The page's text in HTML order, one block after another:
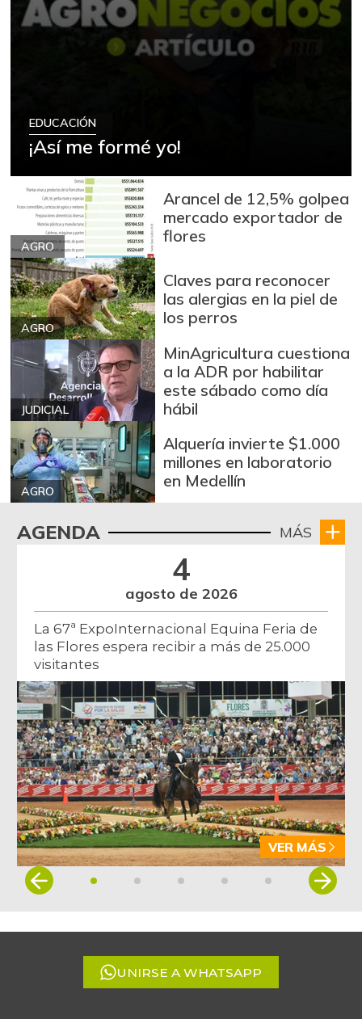
EDUCACIÓN
¡Así me formé yo!
AGRO
Arancel de 12,5% golpea
mercado exportador de
flores
AGRO
Claves para reconocer
las alergias en la piel de
los perros
JUDICIAL
MinAgricultura cuestiona
a la ADR por habilitar
este sábado como día
hábil
AGRO
Alquería invierte $1.000
millones en laboratorio
en Medellín
AGENDA MÁS
4
agosto de 2026
La 67ª ExpoInternacional Equina Feria de
las Flores espera recibir a más de 25.000
visitantes
VER MÁS
Item
5
UNIRSE A WHATSAPP